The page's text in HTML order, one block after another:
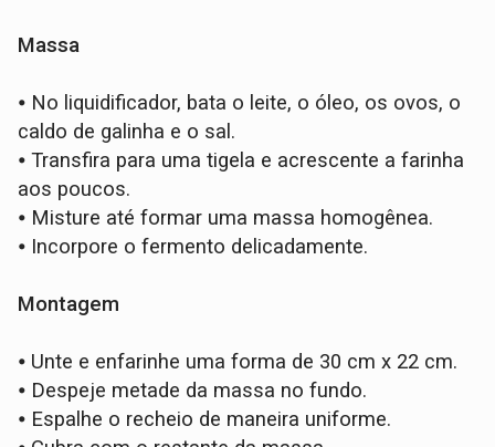
Massa
⦁ No liquidificador, bata o leite, o óleo, os ovos, o
caldo de galinha e o sal.
⦁ Transfira para uma tigela e acrescente a farinha
aos poucos.
⦁ Misture até formar uma massa homogênea.
⦁ Incorpore o fermento delicadamente.
Montagem
⦁ Unte e enfarinhe uma forma de 30 cm x 22 cm.
⦁ Despeje metade da massa no fundo.
⦁ Espalhe o recheio de maneira uniforme.